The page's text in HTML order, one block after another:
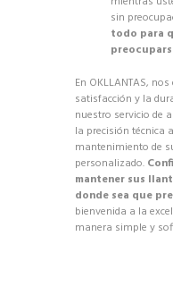
sin
todo para
En OKLLANTAS,
satisfacción y la
nuestro servicio de
la precisión técnica
mantenimiento de
personalizado.
mantener sus
donde sea que
bienvenida a la
manera simple y